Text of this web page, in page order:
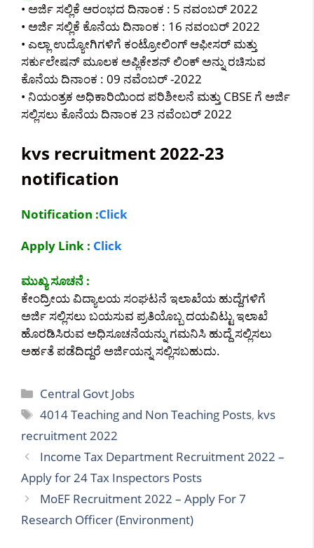
• ಅರ್ಜಿ ಸಲ್ಲಿಕೆ ಆರಂಭದ ದಿನಾಂಕ : 5 ನವಂಬರ್ 2022
• ಅರ್ಜಿ ಸಲ್ಲಿಕೆ ಕೊನೆಯ ದಿನಾಂಕ : 16 ನವಂಬರ್ 2022
• ಎಲ್ಲಾ ಉದ್ಯೋಗಿಗಳಿಗೆ ಕಂಟ್ರೋಲಿಂಗ್ ಆಫೀಸರ್ ಮತ್ತು
ಸರ್ಕುಲೇಷನ್ ಮೂಲಕ ಅಪ್ಲಿಕೇಶನ್ ಲಿಂಕ್ ಅನ್ನು ರಚಿಸುವ
ಕೊನೆಯ ದಿನಾಂಕ : 09 ನವೆಂಬರ್ -2022
• ನಿಯಂತ್ರಕ ಅಧಿಕಾರಿಯಿಂದ ಪರಿಶೀಲನೆ ಮತ್ತು CBSE ಗೆ ಅರ್ಜಿ
ಸಲ್ಲಿಸಲು ಕೊನೆಯ ದಿನಾಂಕ 23 ನವೆಂಬರ್ 2022
kvs recruitment 2022-23
notification
Notification :Click
Apply Link : Click
ಮುಖ್ಯ ಸೂಚನೆ :
ಕೇಂದ್ರೀಯ ವಿದ್ಯಾಲಯ ಸಂಘಟನೆ ಇಲಾಖೆಯ ಹುದ್ದೆಗಳಿಗೆ
ಅರ್ಜಿ ಸಲ್ಲಿಸಲು ಬಯಸುವ ಪ್ರತಿಯೊಬ್ಬ ದಯವಿಟ್ಟು ಇಲಾಖೆ
ಹೊರಡಿಸಿರುವ ಅಧಿಸೂಚನೆಯನ್ನು ಗಮನಿಸಿ ಹುದ್ದೆ ಸಲ್ಲಿಸಲು
ಅರ್ಹತೆ ಪಡೆದಿದ್ದರೆ ಅರ್ಜಿಯನ್ನ ಸಲ್ಲಿಸಬಹುದು.
Categories
Central Govt Jobs
Tags
4014 Teaching and Non Teaching Posts, kvs
recruitment 2022
Income Tax Department Recruitment 2022 –
Apply for 24 Tax Inspectors Posts
MoEF Recruitment 2022 – Apply For 7
Research Officer (Environment)